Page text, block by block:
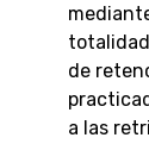
de
a las